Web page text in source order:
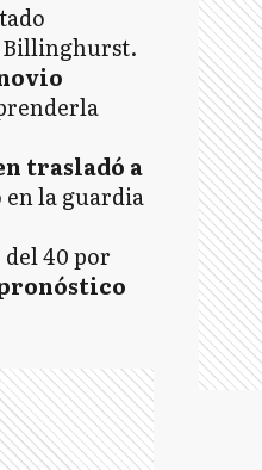
Billinghurst.
trasladó a
en la guardia
40 por